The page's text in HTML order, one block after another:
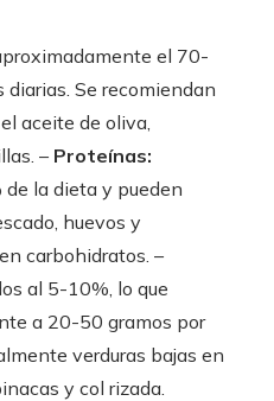
el 70-
Se recomiendan
aceite de oliva,
– Proteínas:
la dieta y pueden
huevos y
carbohidratos. –
al 5-10%, lo que
a 20-50 gramos por
verduras bajas en
y col rizada.